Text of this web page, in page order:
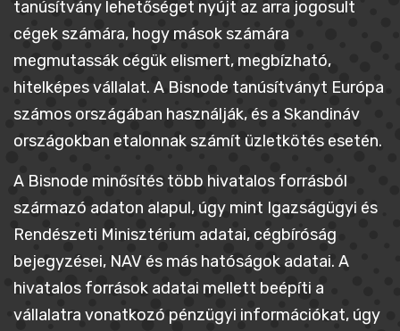
tanúsítvány lehetőséget nyújt az arra jogosult
cégek számára, hogy mások számára
megmutassák cégük elismert, megbízható,
hitelképes vállalat. A Bisnode tanúsítványt Európa
számos országában használják, és a Skandináv
országokban etalonnak számít üzletkötés esetén.
A Bisnode minősítés több hivatalos forrásból
származó adaton alapul, úgy mint Igazságügyi és
Rendészeti Minisztérium adatai, cégbíróság
bejegyzései, NAV és más hatóságok adatai. A
hivatalos források adatai mellett beépíti a
vállalatra vonatkozó pénzügyi információkat, úgy